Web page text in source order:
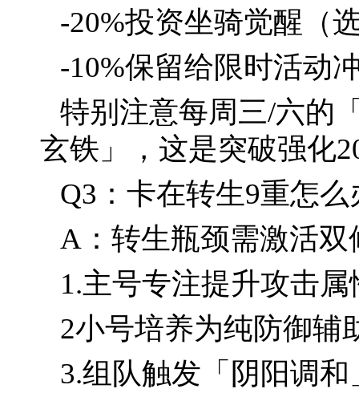
-20%投资坐骑觉醒（
-10%保留给限时活动
特别注意每周三/六的
玄铁」，这是突破强化
Q3：卡在转生9重怎么
A：转生瓶颈需激活双
1.主号专注提升攻击
2小号培养为纯防御辅
3.组队触发「阴阳调